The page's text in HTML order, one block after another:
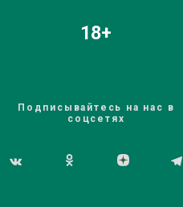
18+
Подписывайтесь на нас в
соцсетях